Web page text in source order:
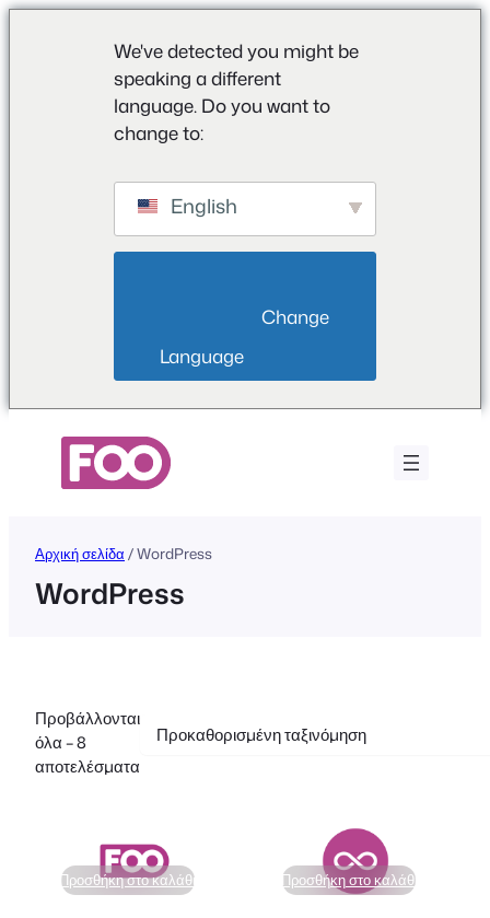
We've detected you might be
speaking a different
language. Do you want to
change to:
English
Language
περιεχόμενο
Αρχική σελίδα / WordPress
WordPress
Προβάλλονται
όλα – 8
αποτελέσματα
Προσθήκη στο καλάθι Προσθήκη στο καλάθι